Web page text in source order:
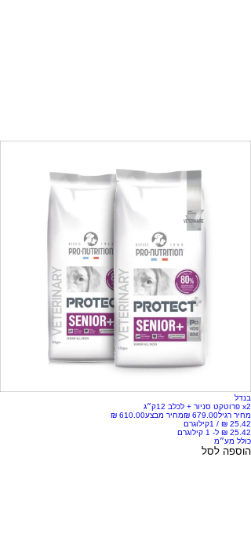
בנדל
x2 פרוטקט סניור + לכלב 12ק״ג
מחיר רגיל
מחיר מבצע
/ 1קילוגרם
כולל מע״מ
הוספה לסל